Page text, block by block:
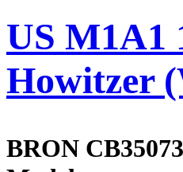
US M1A1
Howitzer
BRON